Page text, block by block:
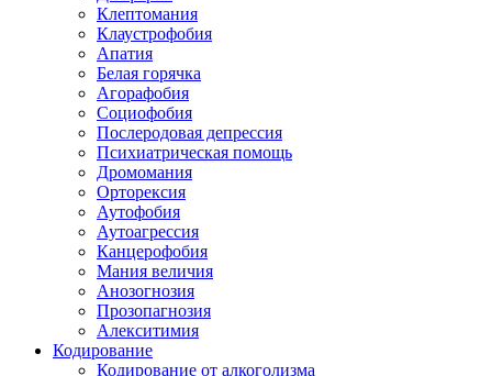
Клептомания
Клаустрофобия
Апатия
Белая горячка
Агорафобия
Социофобия
Послеродовая депрессия
Психиатрическая помощь
Дромомания
Орторексия
Аутофобия
Аутоагрессия
Канцерофобия
Мания величия
Анозогнозия
Прозопагнозия
Алекситимия
Кодирование
Кодирование от алкоголизма